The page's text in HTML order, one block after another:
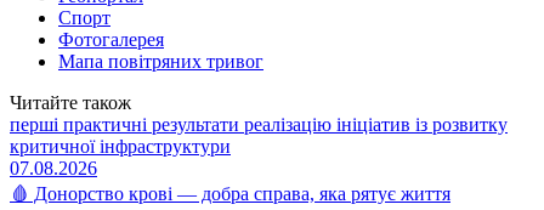
Спорт
Фотогалерея
Мапа повітряних тривог
Читайте також
перші практичні результати реалізацію ініціатив із розвитку
критичної інфраструктури
07.08.2026
🩸 Донорство крові — добра справа, яка рятує життя